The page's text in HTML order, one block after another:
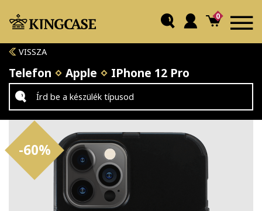
0
VISSZA
Telefon Apple IPhone 12 Pro
-60%